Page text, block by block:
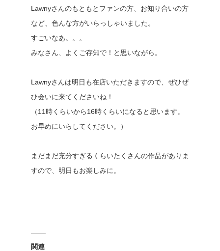
Lawnyさんのもともとファンの方、お知り合いの方
など、色んな方がいらっしゃいました。
すごいなあ。。。
みなさん、よくご存知で！と思いながら。
Lawnyさんは明日も在店いただきますので、ぜひぜ
ひ会いに来てくださいね！
（11時くらいから16時くらいになると思います。
お早めにいらしてください。）
まだまだ充分すぎるくらいたくさんの作品がありま
すので、明日もお楽しみに。
関連